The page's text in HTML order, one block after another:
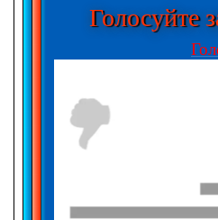
Голосуйте